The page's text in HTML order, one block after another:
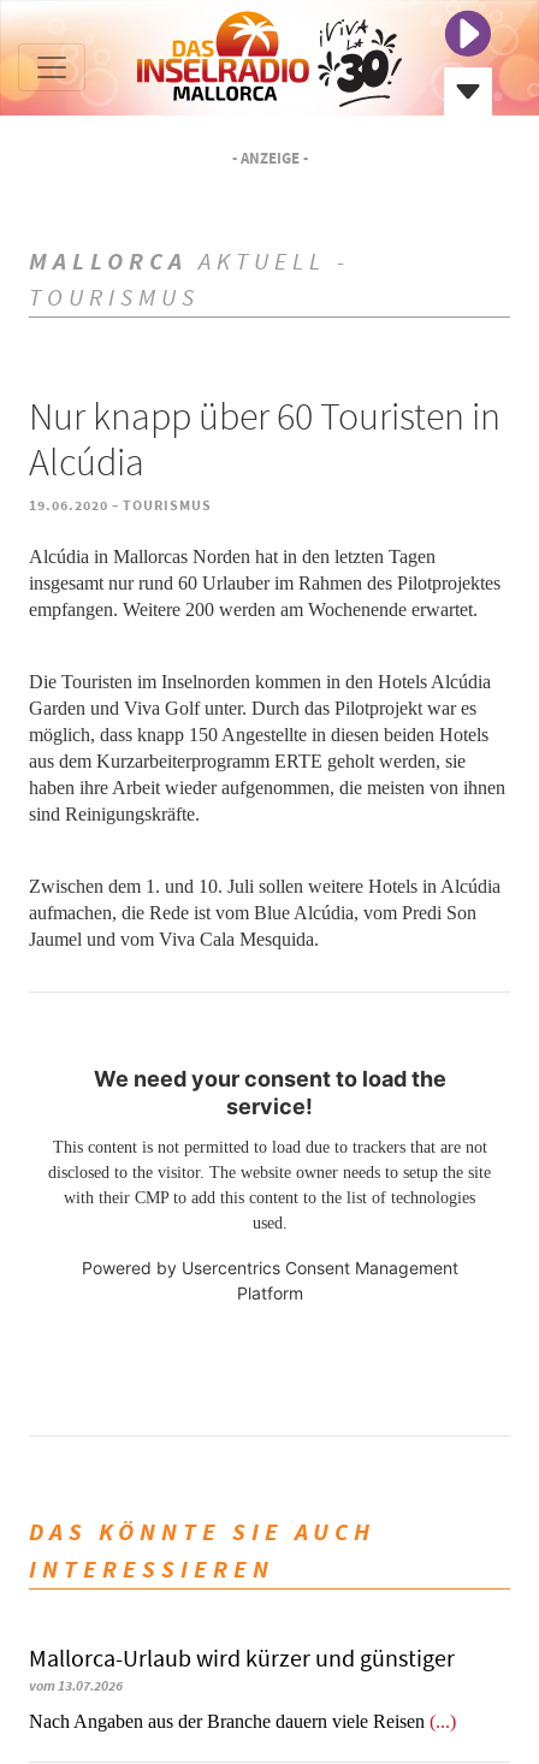
- ANZEIGE -
MALLORCA AKTUELL -
TOURISMUS
Nur knapp über 60 Touristen in
Alcúdia
19.06.2020 - TOURISMUS
Alcúdia in Mallorcas Norden hat in den letzten Tagen
insgesamt nur rund 60 Urlauber im Rahmen des Pilotprojektes
empfangen. Weitere 200 werden am Wochenende erwartet.
Die Touristen im Inselnorden kommen in den Hotels Alcúdia
Garden und Viva Golf unter. Durch das Pilotprojekt war es
möglich, dass knapp 150 Angestellte in diesen beiden Hotels
aus dem Kurzarbeiterprogramm ERTE geholt werden, sie
haben ihre Arbeit wieder aufgenommen, die meisten von ihnen
sind Reinigungskräfte.
Zwischen dem 1. und 10. Juli sollen weitere Hotels in Alcúdia
aufmachen, die Rede ist vom Blue Alcúdia, vom Predi Son
Jaumel und vom Viva Cala Mesquida.
We need your consent to load the
service!
This content is not permitted to load due to trackers that are not
disclosed to the visitor. The website owner needs to setup the site
with their CMP to add this content to the list of technologies
used.
Powered by Usercentrics Consent Management
Platform
DAS KÖNNTE SIE AUCH
INTERESSIEREN
Mallorca-Urlaub wird kürzer und günstiger
vom 13.07.2026
Nach Angaben aus der Branche dauern viele Reisen (...)